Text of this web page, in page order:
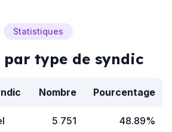
Statistiques
type de syndic
Nombre Pourcentage
5 751 48.89%